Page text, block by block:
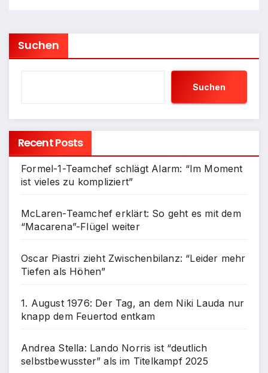
Suchen
Suchen
Recent Posts
Formel-1-Teamchef schlägt Alarm: “Im Moment
ist vieles zu kompliziert”
McLaren-Teamchef erklärt: So geht es mit dem
“Macarena”-Flügel weiter
Oscar Piastri zieht Zwischenbilanz: “Leider mehr
Tiefen als Höhen”
1. August 1976: Der Tag, an dem Niki Lauda nur
knapp dem Feuertod entkam
Andrea Stella: Lando Norris ist “deutlich
selbstbewusster” als im Titelkampf 2025